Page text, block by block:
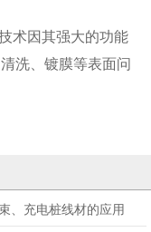
术因其强大的功能
洗、镀膜等表面问
、充电桩线材的应用